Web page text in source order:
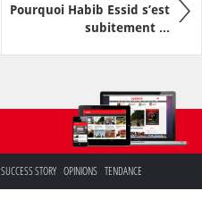
Pourquoi Habib Essid s’est
subitement ...
SUCCESS STORY OPINIONS TENDANCE